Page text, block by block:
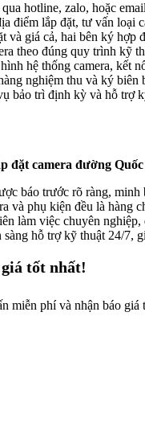
hotline, zalo, hoặc
điểm lắp đặt, tư vấn loại
và giá cả, hai bên ký hợp
theo đúng quy trình kỹ
hệ thống camera, kết
nghiệm thu và ký biên
bảo trì định kỳ và hỗ trợ
đặt camera đường
báo trước rõ ràng,
và phụ kiện đều là hàng
làm việc chuyên nghiệp,
hỗ trợ kỹ thuật 24/7,
tốt nhất!
miễn phí và nhận báo giá